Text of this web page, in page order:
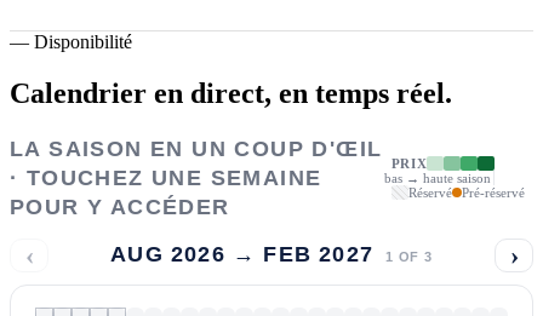
— Disponibilité
Calendrier en direct, en temps réel.
LA SAISON EN UN COUP D'ŒIL
· TOUCHEZ UNE SEMAINE
POUR Y ACCÉDER
PRIX
bas → haute saison
Réservé
Pré-réservé
‹ AUG 2026 → FEB 2027 1 OF 3 ›